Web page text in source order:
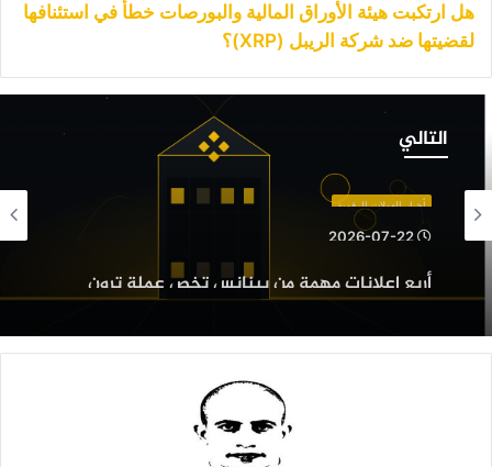
هل ارتكبت هيئة الأوراق المالية والبورصات خطأ في استئنافها
لقضيتها ضد شركة الريبل (XRP)؟
التالي
أخبار العملات الرقمية
2026-07-22
بينانس تسجل أكبر عملية سحب للبيتكوين منذ
خمسة أشهر وسط عودة قوية للطلب: التفاصيل
بينانس
تخص
عملة
من
العملات
أخبار العملات الرقمية
2026-07-22
أربع إعلانات مهمة من بينانس تخص عملة ترون
وZcash وعدد من العملات الرقمية البديلة